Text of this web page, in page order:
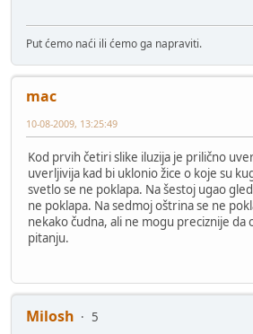
Put ćemo naći ili ćemo ga napraviti.
mac
10-08-2009, 13:25:49
Kod prvih četiri slike iluzija je prilično
uverljivija kad bi uklonio žice o koje su
svetlo se ne poklapa. Na šestoj ugao
ne poklapa. Na sedmoj oštrina se ne
nekako čudna, ali ne mogu preciznije da
pitanju.
Milosh
5